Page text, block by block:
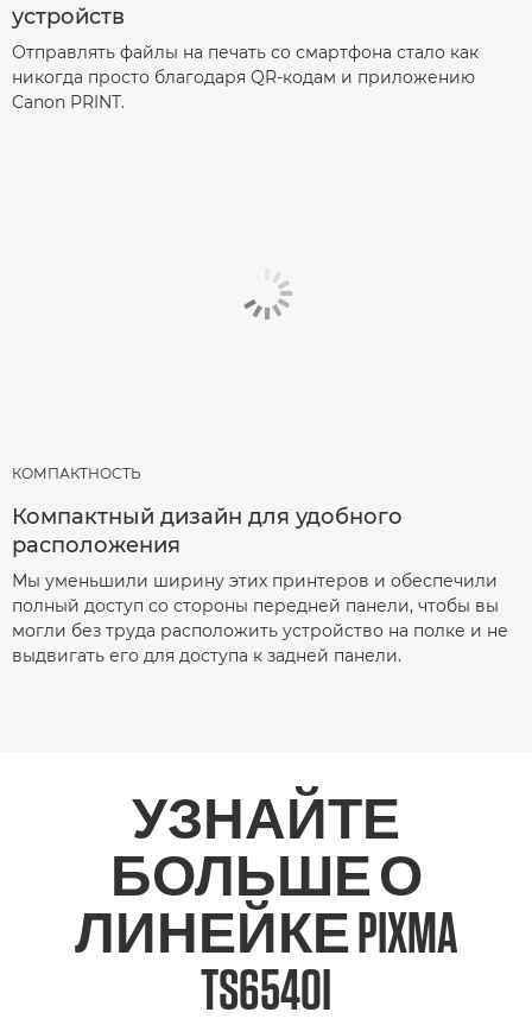
устройств
Отправлять файлы на печать со смартфона стало как
никогда просто благодаря QR-кодам и приложению
Canon PRINT.
КОМПАКТНОСТЬ
Компактный дизайн для удобного
расположения
Мы уменьшили ширину этих принтеров и обеспечили
полный доступ со стороны передней панели, чтобы вы
могли без труда расположить устройство на полке и не
выдвигать его для доступа к задней панели.
УЗНАЙТЕ
БОЛЬШЕ О
ЛИНЕЙКЕ PIXMA
TS6540I